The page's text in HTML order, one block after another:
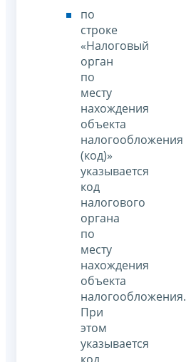
по
строке
«Налоговый
орган
по
месту
нахождения
объекта
налогообложения
(код)»
указывается
код
налогового
органа
по
месту
нахождения
объекта
налогообложения.
При
этом
указывается
код